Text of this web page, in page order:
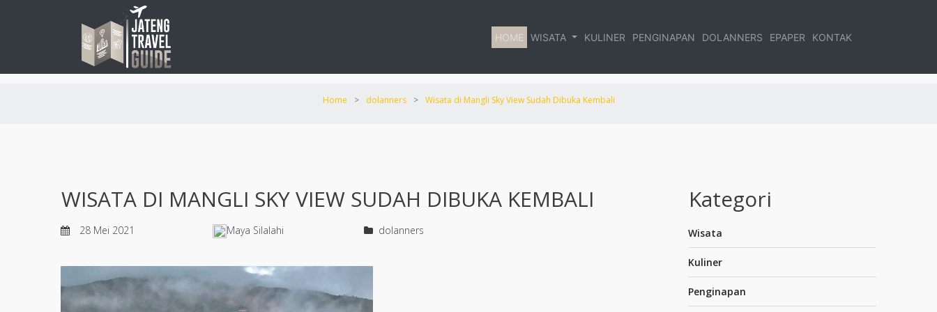
HOME WISATA KULINER PENGINAPAN DOLANNERS EPAPER KONTAK
Home > dolanners > Wisata di Mangli Sky View Sudah Dibuka Kembali
WISATA DI MANGLI SKY VIEW SUDAH DIBUKA KEMBALI
28 Mei 2021 Maya Silalahi dolanners
Kategori
Wisata
Kuliner
Penginapan